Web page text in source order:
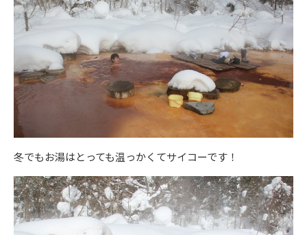
冬でもお湯はとっても温っかくてサイコーです！